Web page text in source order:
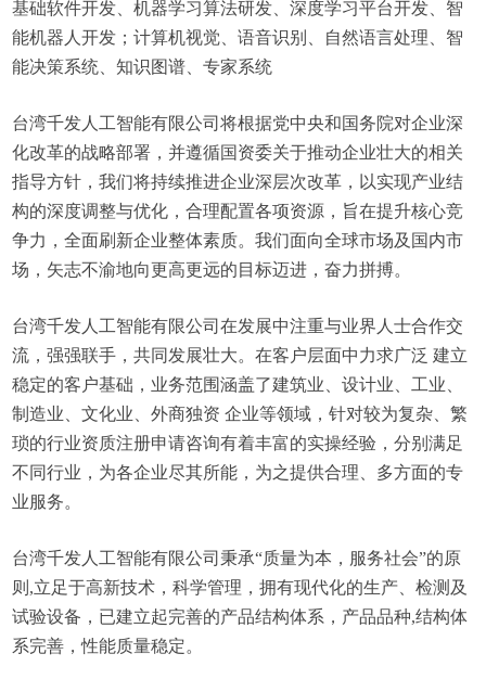
基础软件开发、机器学习算法研发、深度学习平台开发、智
能机器人开发；计算机视觉、语音识别、自然语言处理、智
能决策系统、知识图谱、专家系统
台湾千发人工智能有限公司将根据党中央和国务院对企业深
化改革的战略部署，并遵循国资委关于推动企业壮大的相关
指导方针，我们将持续推进企业深层次改革，以实现产业结
构的深度调整与优化，合理配置各项资源，旨在提升核心竞
争力，全面刷新企业整体素质。我们面向全球市场及国内市
场，矢志不渝地向更高更远的目标迈进，奋力拼搏。
台湾千发人工智能有限公司在发展中注重与业界人士合作交
流，强强联手，共同发展壮大。在客户层面中力求广泛 建立
稳定的客户基础，业务范围涵盖了建筑业、设计业、工业、
制造业、文化业、外商独资 企业等领域，针对较为复杂、繁
琐的行业资质注册申请咨询有着丰富的实操经验，分别满足
不同行业，为各企业尽其所能，为之提供合理、多方面的专
业服务。
台湾千发人工智能有限公司秉承“质量为本，服务社会”的原
则,立足于高新技术，科学管理，拥有现代化的生产、检测及
试验设备，已建立起完善的产品结构体系，产品品种,结构体
系完善，性能质量稳定。